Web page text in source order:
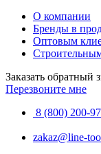
О компании
Бренды в
Оптовым
Заказать обратный
Перезвоните мне
8 (800) 200-
zakaz@line-